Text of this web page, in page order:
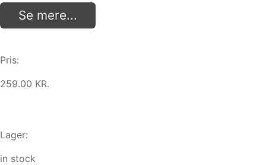
Se mere...
Pris:
259.00 KR.
Lager:
in stock